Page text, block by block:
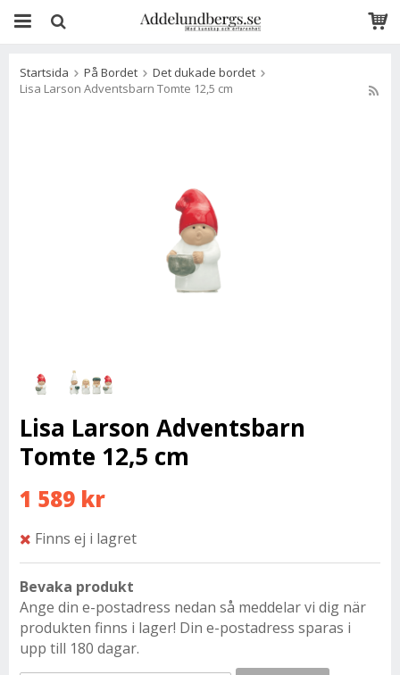
Startsida På Bordet
Det dukade bordet
Lisa Larson Adventsbarn Tomte 12,5 cm
Lisa Larson Adventsbarn
Tomte 12,5 cm
1 589 kr
Finns ej i lagret
Bevaka produkt
Ange din e-postadress nedan så meddelar vi dig när
produkten finns i lager! Din e-postadress sparas i
upp till 180 dagar.